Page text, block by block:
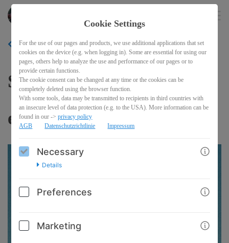
BACK
Schutzvertrag auf Basis
eines Kaufs
Cookie Settings
For the use of our pages and products, we use additional applications that set
cookies on the device (e.g. when logging in). Some are essential for using our
pages, others help to analyze the use and performance of our pages or to
provide certain functions.
The cookie consent can be changed at any time or the cookies can be
completely deleted using the browser function.
With some tools, data may be transmitted to recipients in third countries with
an insecure level of data protection (e.g. to the USA). More information can be
found in our ->privacy policy
AGB
Datenschutzrichtlinie Impressum
Necessary
Details
Preferences
Marketing